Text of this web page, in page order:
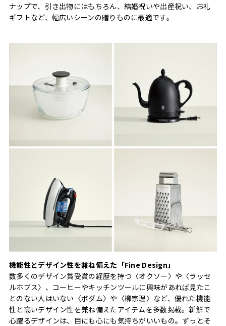
ナップで、引き出物にはもちろん、結婚祝いや出産祝い、お礼
ギフトなど、幅広いシーンの贈りものに最適です。
機能性とデザイン性を兼ね備えた「Fine Design」
数多くのデザイン賞受賞の経歴を持つ〈オクソー〉や〈ラッセ
ルホブス〉、コーヒーやキッチンツールに興味があれば見たこ
とのない人はいない〈ボダム〉や〈柳宗理〉など、優れた機能
性と高いデザイン性を兼ね備えたアイテムを多数掲載。新鮮で
心躍るデザインは、目にも心にも気持ちがいいもの。ずっとそ